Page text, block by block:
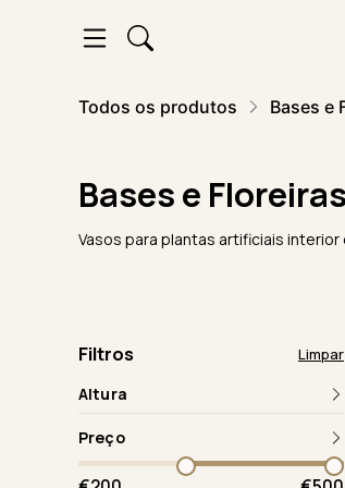
Todos os produtos Bases e
Bases e Floreiras
Vasos para plantas artificiais
Filtros Limpar
Altura
Preço